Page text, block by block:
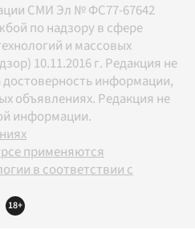
СМИ Эл № ФС77-67642
по надзору в сфере
и массовых
10.11.2016 г. Редакция не
достоверность информации,
объявлениях. Редакция не
информации.
применяются
в соответствии с
18+